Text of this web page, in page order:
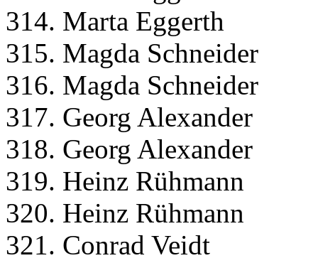
314. Marta Eggerth
315. Magda Schneider
316. Magda Schneider
317. Georg Alexander
318. Georg Alexander
319. Heinz Rühmann
320. Heinz Rühmann
321. Conrad Veidt